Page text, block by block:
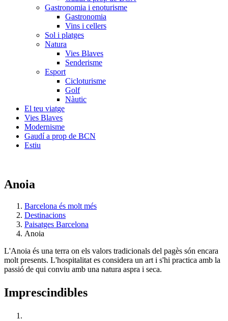
Gastronomia i enoturisme
Gastronomia
Vins i cellers
Sol i platges
Natura
Vies Blaves
Senderisme
Esport
Cicloturisme
Golf
Nàutic
El teu viatge
Vies Blaves
Modernisme
Gaudí a prop de BCN
Estiu
Anoia
Barcelona és molt més
Destinacions
Paisatges Barcelona
Anoia
L'Anoia és una terra on els valors tradicionals del pagès són encara
molt presents. L'hospitalitat es considera un art i s'hi practica amb la
passió de qui conviu amb una natura aspra i seca.
Imprescindibles